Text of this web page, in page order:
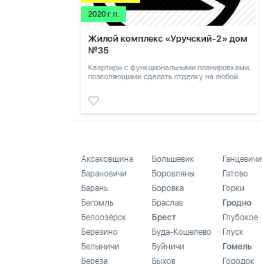
2020 г.п.
Жилой комплекс «Уручский-2» дом
№35
Квартиры с функциональными планировками,
позволяющими сделать отделку на любой
Аксаковщина
Барановичи
Барань
Бегомль
Белоозёрск
Березино
Белыничи
Береза
Большевик
Боровляны
Боровка
Браслав
Брест
Буда-Кошелево
Буйничи
Быхов
Ганцевичи
Гатово
Горки
Гродно
Глубокое
Глуск
Гомель
Городок